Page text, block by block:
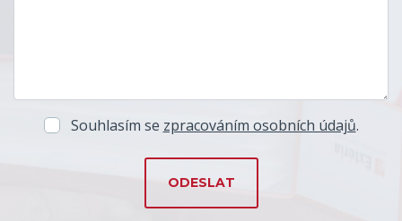
Souhlasím se zpracováním osobních údajů.